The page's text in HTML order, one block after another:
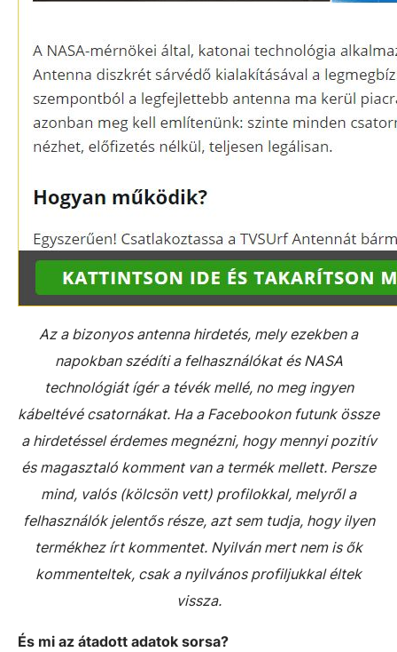
Az a bizonyos antenna hirdetés, mely ezekben a
napokban szédíti a felhasználókat és NASA
technológiát ígér a tévék mellé, no meg ingyen
kábeltévé csatornákat. Ha a Facebookon futunk össze
a hirdetéssel érdemes megnézni, hogy mennyi pozitív
és magasztaló komment van a termék mellett. Persze
mind, valós (kölcsön vett) profilokkal, melyről a
felhasználók jelentős része, azt sem tudja, hogy ilyen
termékhez írt kommentet. Nyilván mert nem is ők
kommenteltek, csak a nyilvános profiljukkal éltek
vissza.
És mi az átadott adatok sorsa?